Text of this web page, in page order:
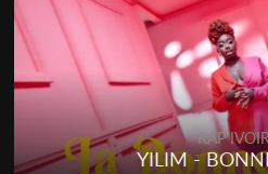
RAP
YILIM -